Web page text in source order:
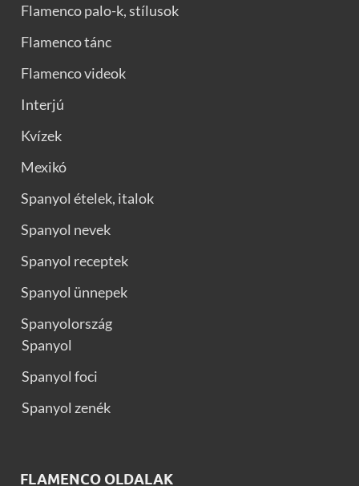
Flamenco palo-k, stílusok
Flamenco tánc
Flamenco videok
Interjú
Kvízek
Mexikó
Spanyol ételek, italok
Spanyol nevek
Spanyol receptek
Spanyol ünnepek
Spanyolország
Spanyol
Spanyol foci
Spanyol zenék
FLAMENCO OLDALAK